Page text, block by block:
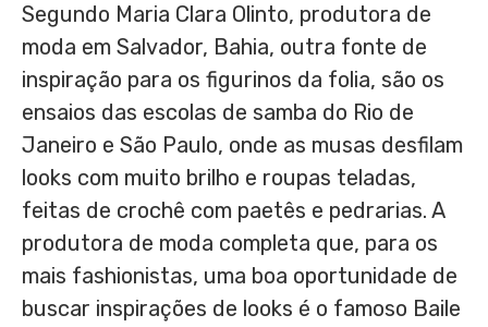
Segundo Maria Clara Olinto, produtora de
moda em Salvador, Bahia, outra fonte de
inspiração para os figurinos da folia, são os
ensaios das escolas de samba do Rio de
Janeiro e São Paulo, onde as musas desfilam
looks com muito brilho e roupas teladas,
feitas de crochê com paetês e pedrarias. A
produtora de moda completa que, para os
mais fashionistas, uma boa oportunidade de
buscar inspirações de looks é o famoso Baile